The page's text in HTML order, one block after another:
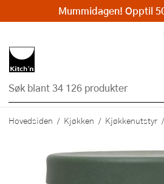
Hovedsiden Kjøkken Kjøkkenutstyr
Mummidagen! Opptil